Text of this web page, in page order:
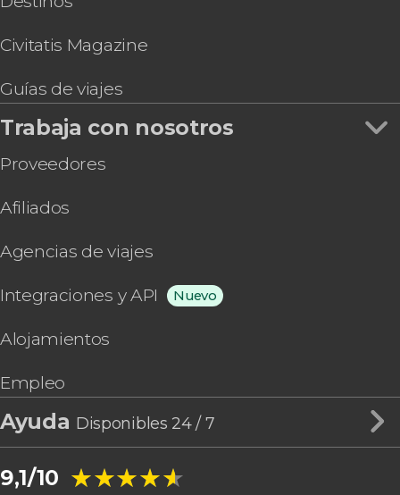
Civitatis Magazine
Guías de viajes
Trabaja con nosotros
Proveedores
Afiliados
Agencias de viajes
Integraciones y API Nuevo
Alojamientos
Empleo
Ayuda Disponibles 24 / 7
9,1/10 ★★★★★
★★★★★